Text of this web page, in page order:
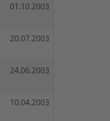
01.10.2003
20.07.2003
24.06.2003
10.04.2003